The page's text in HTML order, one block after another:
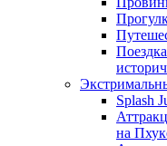
Splash
на